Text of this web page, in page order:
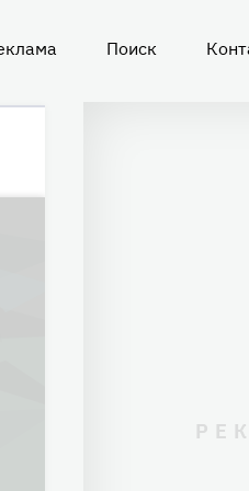
Поиск